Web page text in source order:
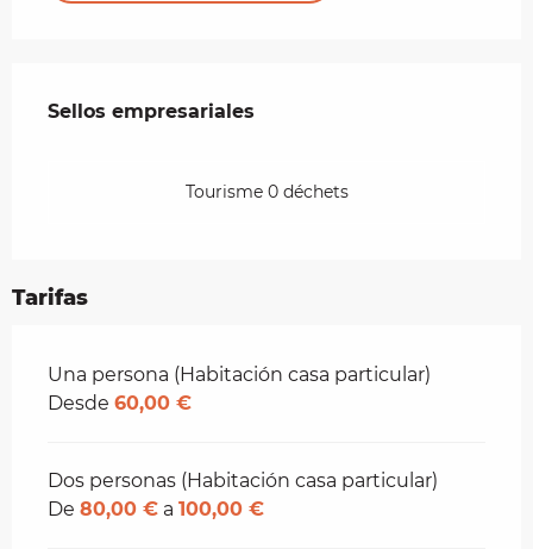
Sellos empresariales
Sellos empresariales
Tourisme 0 déchets
Tarifas
Tarifas 2026
Una persona (Habitación casa particular)
Desde 60,00 €
Dos personas (Habitación casa particular)
De 80,00 € a 100,00 €